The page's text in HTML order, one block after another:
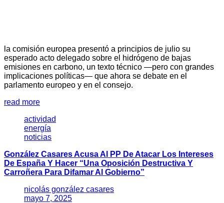
la comisión europea presentó a principios de julio su
esperado acto delegado sobre el hidrógeno de bajas
emisiones en carbono, un texto técnico —pero con grandes
implicaciones políticas— que ahora se debate en el
parlamento europeo y en el consejo.
read more
actividad
energía
noticias
González Casares Acusa Al PP De Atacar Los Intereses
De España Y Hacer “una Oposición Destructiva Y
Carroñera Para Difamar Al Gobierno”
nicolás gonzález casares
mayo 7, 2025